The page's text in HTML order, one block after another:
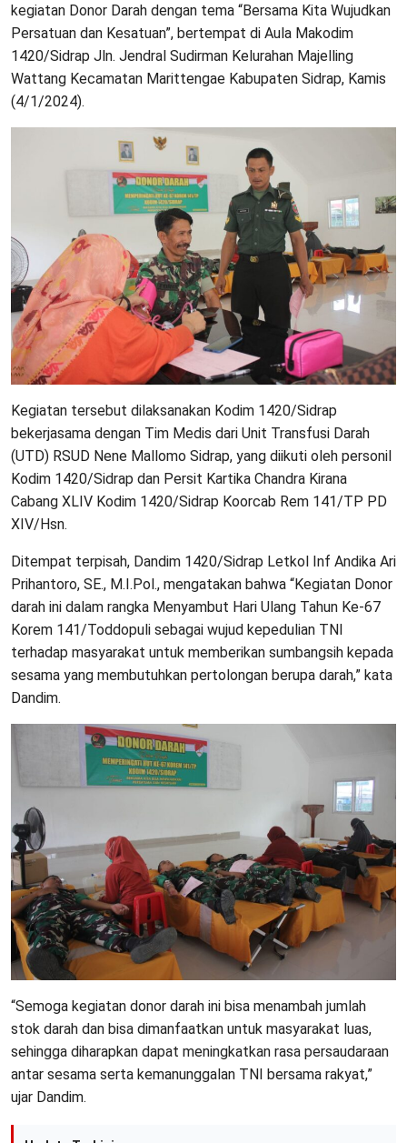
kegiatan Donor Darah dengan tema “Bersama Kita Wujudkan
Persatuan dan Kesatuan”, bertempat di Aula Makodim
1420/Sidrap Jln. Jendral Sudirman Kelurahan Majelling
Wattang Kecamatan Marittengae Kabupaten Sidrap, Kamis
(4/1/2024).
Kegiatan tersebut dilaksanakan Kodim 1420/Sidrap
bekerjasama dengan Tim Medis dari Unit Transfusi Darah
(UTD) RSUD Nene Mallomo Sidrap, yang diikuti oleh personil
Kodim 1420/Sidrap dan Persit Kartika Chandra Kirana
Cabang XLIV Kodim 1420/Sidrap Koorcab Rem 141/TP PD
XIV/Hsn.
Ditempat terpisah, Dandim 1420/Sidrap Letkol Inf Andika Ari
Prihantoro, SE., M.I.Pol., mengatakan bahwa “Kegiatan Donor
darah ini dalam rangka Menyambut Hari Ulang Tahun Ke-67
Korem 141/Toddopuli sebagai wujud kepedulian TNI
terhadap masyarakat untuk memberikan sumbangsih kepada
sesama yang membutuhkan pertolongan berupa darah,” kata
Dandim.
“Semoga kegiatan donor darah ini bisa menambah jumlah
stok darah dan bisa dimanfaatkan untuk masyarakat luas,
sehingga diharapkan dapat meningkatkan rasa persaudaraan
antar sesama serta kemanunggalan TNI bersama rakyat,”
ujar Dandim.